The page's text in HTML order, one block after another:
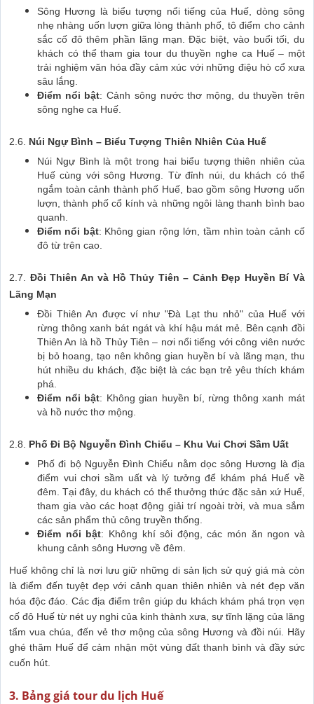
Sông Hương là biểu tượng nổi tiếng của Huế, dòng sông
nhẹ nhàng uốn lượn giữa lòng thành phố, tô điểm cho cảnh
sắc cố đô thêm phần lãng mạn. Đặc biệt, vào buổi tối, du
khách có thể tham gia tour du thuyền nghe ca Huế – một
trải nghiệm văn hóa đầy cảm xúc với những điệu hò cổ xưa
sâu lắng.
Điểm nổi bật: Cảnh sông nước thơ mộng, du thuyền trên
sông nghe ca Huế.
2.6. Núi Ngự Bình – Biểu Tượng Thiên Nhiên Của Huế
Núi Ngự Bình là một trong hai biểu tượng thiên nhiên của
Huế cùng với sông Hương. Từ đỉnh núi, du khách có thể
ngắm toàn cảnh thành phố Huế, bao gồm sông Hương uốn
lượn, thành phố cổ kính và những ngôi làng thanh bình bao
quanh.
Điểm nổi bật: Không gian rộng lớn, tầm nhìn toàn cảnh cố
đô từ trên cao.
2.7. Đồi Thiên An và Hồ Thủy Tiên – Cảnh Đẹp Huyền Bí Và
Lãng Mạn
Đồi Thiên An được ví như "Đà Lạt thu nhỏ" của Huế với
rừng thông xanh bát ngát và khí hậu mát mẻ. Bên cạnh đồi
Thiên An là hồ Thủy Tiên – nơi nổi tiếng với công viên nước
bị bỏ hoang, tạo nên không gian huyền bí và lãng mạn, thu
hút nhiều du khách, đặc biệt là các bạn trẻ yêu thích khám
phá.
Điểm nổi bật: Không gian huyền bí, rừng thông xanh mát
và hồ nước thơ mộng.
2.8. Phố Đi Bộ Nguyễn Đình Chiểu – Khu Vui Chơi Sầm Uất
Phố đi bộ Nguyễn Đình Chiểu nằm dọc sông Hương là địa
điểm vui chơi sầm uất và lý tưởng để khám phá Huế về
đêm. Tại đây, du khách có thể thưởng thức đặc sản xứ Huế,
tham gia vào các hoạt động giải trí ngoài trời, và mua sắm
các sản phẩm thủ công truyền thống.
Điểm nổi bật: Không khí sôi động, các món ăn ngon và
khung cảnh sông Hương về đêm.
Huế không chỉ là nơi lưu giữ những di sản lịch sử quý giá mà còn
là điểm đến tuyệt đẹp với cảnh quan thiên nhiên và nét đẹp văn
hóa độc đáo. Các địa điểm trên giúp du khách khám phá trọn vẹn
cố đô Huế từ nét uy nghi của kinh thành xưa, sự tĩnh lặng của lăng
tẩm vua chúa, đến vẻ thơ mộng của sông Hương và đồi núi. Hãy
ghé thăm Huế để cảm nhận một vùng đất thanh bình và đầy sức
cuốn hút.
3. Bảng giá tour du lịch Huế